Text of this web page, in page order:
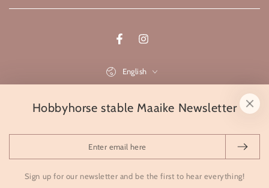
FacebookInstagram
Contact information
English
Hobbyhorse stable Maaike Newsletter
email
hereSign up for our newsletter and be the first to hear everything!